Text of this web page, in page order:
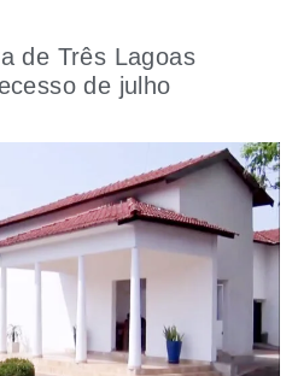
de Três Lagoas
de julho